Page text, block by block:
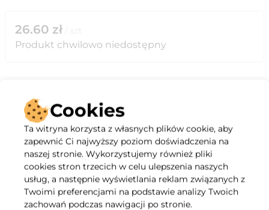
26.60 zł
Produkt chwilowo niedostępny
Opis
Specyfikacja
Polecane
Cookies
Ta witryna korzysta z własnych plików cookie, aby
zapewnić Ci najwyższy poziom doświadczenia na
naszej stronie. Wykorzystujemy również pliki
cookies stron trzecich w celu ulepszenia naszych
usług, a następnie wyświetlania reklam związanych z
Twoimi preferencjami na podstawie analizy Twoich
zachowań podczas nawigacji po stronie.